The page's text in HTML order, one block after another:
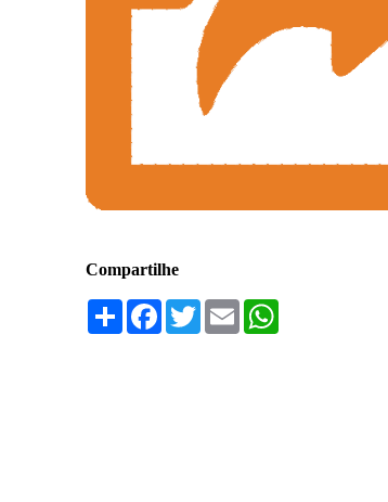
Compartilhe
Compartilhar
Facebook
TwitterEmailWhatsApp